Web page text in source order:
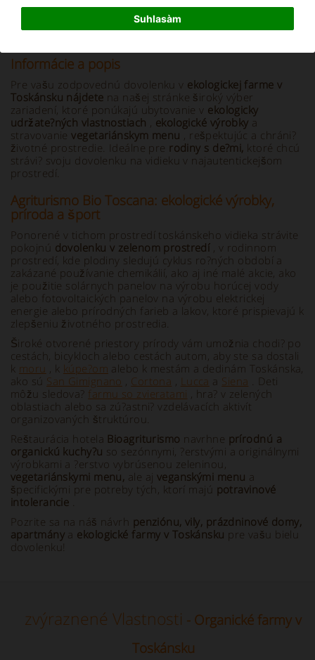
Suhlasàm
Informácie a popis
Pre vašu zodpovednú dovolenku v ekologickej farme v
Toskánsku nájdete na našej stránke široký výber
zariadení, ktoré ponúkajú ubytovanie v ekologicky
udržate?ných vlastnostiach , ekologické výrobky a
stravovanievegetariánskym menu , rešpektujúc a chráni?
životné prostredie. Ideálne pre rodiny s de?mi, ktoré chcú
strávi? svoju dovolenku na vidieku v najautentickejšom
prostredí.
Agriturismo Bio Toscana: ekologické výrobky,
príroda a šport
Ponorené v tichom prostredí toskánskeho vidieka strávite
pokojnú dovolenku v zelenom prostredí, v rodinnom
prostredí, kde plodiny sledujú cyklus ro?ných období a
zakázané používanie chemikálií, ako aj iné malé akcie, ako
je použitie solárnych panelov na výrobu horúcej vody
alebo fotovoltaických panelov na výrobu elektrickej
energie alebo prírodných farieb a lakov, ktoré prispievajú k
zlepšeniu životného prostredia.
Široké otvorené priestory prírody vám umožnia chodi? po
cestách, bicykloch alebo cestách autom, aby ste sa dostali
k moru , k kúpe?om alebo k mestám a dedinám Toskánska,
ako sú San Gimignano , Cortona , Lucca a Siena . Deti
môžu sledova? farmu so zvieratami , hra? v zelených
oblastiach alebo sa zú?astni? vzdelávacích aktivít
organizovaných štruktúrou.
Reštaurácia hotela Bioagriturismo navrhne prírodnú a
organickú kuchy?u so sezónnymi, ?erstvými a originálnymi
výrobkami a ?erstvo vybrúsenou zeleninou,
vegetariánskymi menu, ale aj veganskými menu a
špecifickými pre potreby tých, ktorí majú potravinové
intolerancie .
Pozrite sa na náš návrh penziónu, vily, prázdninové domy,
apartmánya ekologické farmy v Toskánsku pre vašu bielu
dovolenku!
zvýraznené Vlastnosti - Organické farmy v
Toskánsku